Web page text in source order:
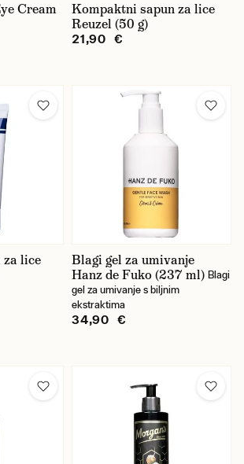
Cream
Kompaktni sapun za lice
Reuzel (50 g)
21,90 €
za lice
Blagi gel za umivanje
Hanz de Fuko (237 ml) Blagi
gel za umivanje s biljnim
ekstraktima
34,90 €